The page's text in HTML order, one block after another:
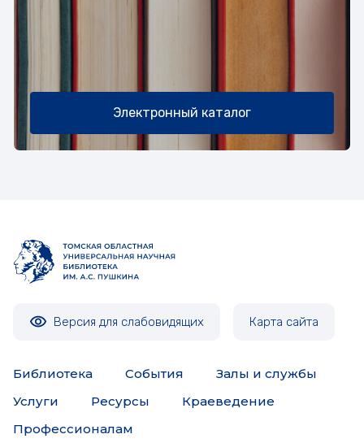
Электронный каталог
Версия для слабовидящих Карта сайта
Библиотека События
Залы и службы
Услуги
Ресурсы
Краеведение
Профессионалам